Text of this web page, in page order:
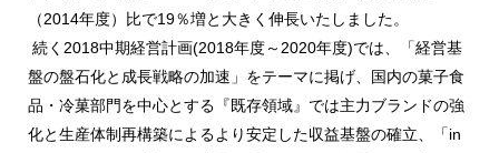
（2014年度）比で19％増と大きく伸長いたしました。
続く2018中期経営計画(2018年度～2020年度)では、「経営基
盤の盤石化と成長戦略の加速」をテーマに掲げ、国内の菓子食
品・冷菓部門を中心とする『既存領域』では主力ブランドの強
化と生産体制再構築によるより安定した収益基盤の確立、「in